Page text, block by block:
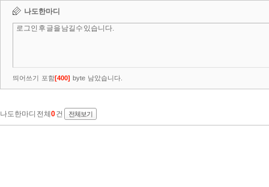
나도한마디
띄어쓰기 포함[400] byte 남았습니다.
나도한마디 전체 0건 전체보기